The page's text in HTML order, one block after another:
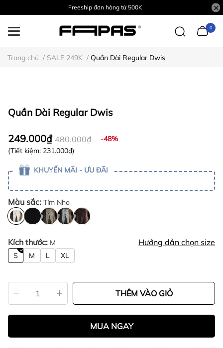
Freeship đơn hàng từ 500K
0
Trang chủ / SALE 249K / Quần Dài Regular Dwis
Quần Dài Regular Dwis
249.000₫ 480.000₫
-48%
(Tiết kiệm: 231.000₫)
KHUYẾN MÃI - ƯU ĐÃI
Màu sắc: Tím Nho
Kích thước: M Hướng dẫn chọn size
S M L XL
THÊM VÀO GIỎ
MUA NGAY